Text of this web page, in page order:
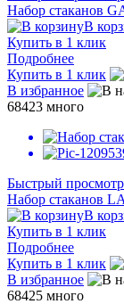
Набор стаканов
В
Купить в 1 клик
Подробнее
Купить в 1 клик
В избранное
68423 много
Быстрый просмотр
Набор стаканов
В
Купить в 1 клик
Подробнее
Купить в 1 клик
В избранное
68425 много